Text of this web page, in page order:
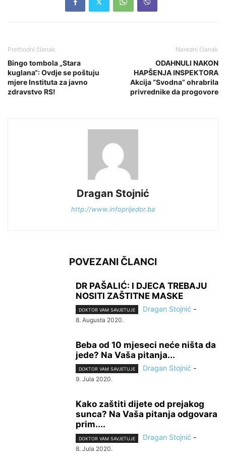
Prethodni članak
Bingo tombola „Stara
kuglana“: Ovdje se poštuju
mjere Instituta za javno
zdravstvo RS!
Naredni članak
ODAHNULI NAKON
HAPŠENJA INSPEKTORA
Akcija “Svodna” ohrabrila
privrednike da progovore
Dragan Stojnić
http://www.infoprijedor.ba
POVEZANI ČLANCI
DR PAŠALIĆ: I DJECA TREBAJU
NOSITI ZAŠTITNE MASKE
DOKTOR VAM SAVJETUJE Dragan Stojnić -
8. Augusta 2020.
Beba od 10 mjeseci neće ništa da
jede? Na Vaša pitanja...
DOKTOR VAM SAVJETUJE Dragan Stojnić -
9. Jula 2020.
Kako zaštiti dijete od prejakog
sunca? Na Vaša pitanja odgovara
prim....
DOKTOR VAM SAVJETUJE Dragan Stojnić -
8. Jula 2020.